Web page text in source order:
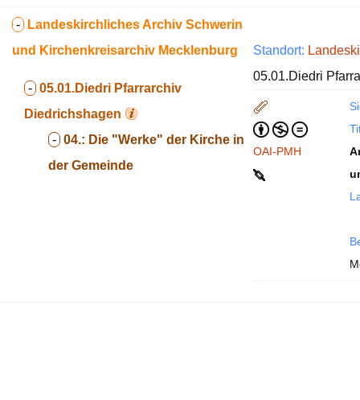
- Landeskirchliches Archiv Schwerin
und Kirchenkreisarchiv Mecklenburg
- 05.01.Diedri Pfarrarchiv
Diedrichshagen
- 04.: Die "Werke" der Kirche in
der Gemeinde
Standort:
05.01.Diedri
OAI-PMH